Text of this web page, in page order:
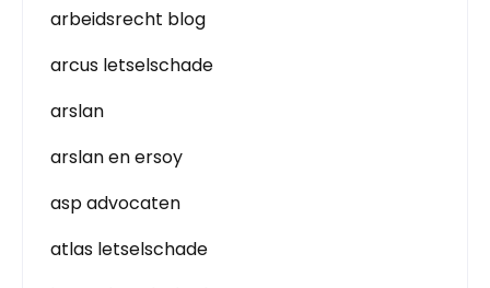
arbeidsrecht blog
arcus letselschade
arslan
arslan en ersoy
asp advocaten
atlas letselschade